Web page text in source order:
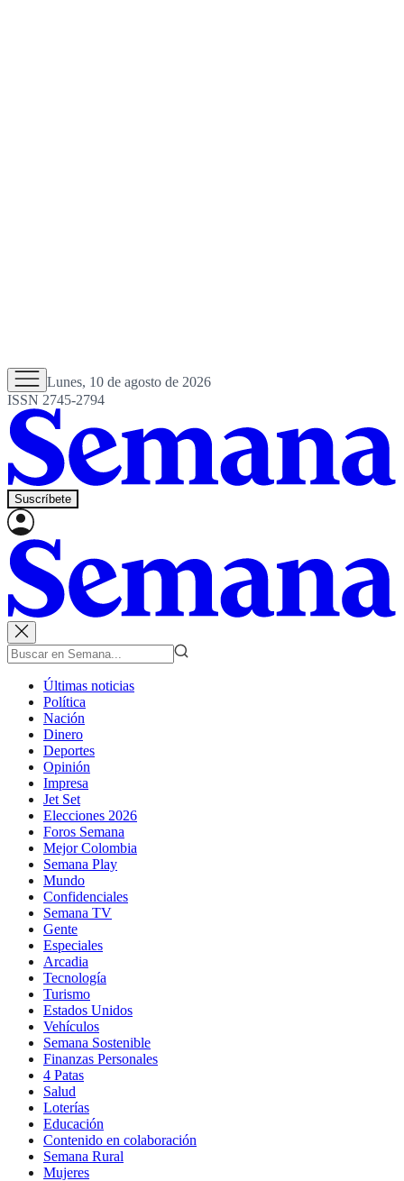
Lunes, 10 de agosto de 2026
ISSN 2745-2794
Suscríbete
Últimas noticias
Política
Nación
Dinero
Deportes
Opinión
Impresa
Jet Set
Elecciones 2026
Foros Semana
Mejor Colombia
Semana Play
Mundo
Confidenciales
Semana TV
Gente
Especiales
Arcadia
Tecnología
Turismo
Estados Unidos
Vehículos
Semana Sostenible
Finanzas Personales
4 Patas
Salud
Loterías
Educación
Contenido en colaboración
Semana Rural
Mujeres